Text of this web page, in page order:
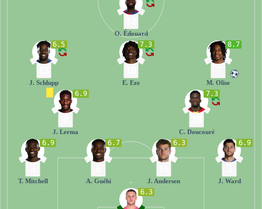
6.3
6.9
T. Mitchell
6.7
A. Guéhi
6.3
J. Andersen
6.9
J. Ward
6.9
J. Lerma
7.3
C. Doucouré
6.5
J. Schlupp
7.3
E. Eze
8.7
M. Olise
O. Édouard